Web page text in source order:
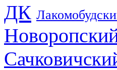
ДК